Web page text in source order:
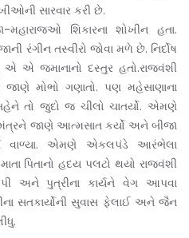
સારવાર કરી છે.
શિકારના શોખીન હતા.
રંગીન તસ્વીરો જોવા મળે છે. નિર્દોષ
એ જમાનાનો દસ્તુર હતો.રાજવંશી
મોભો ગણાતો. પણ મહેસાણાના
બહેને તો જુદો જ ચીલો ચાતર્યો. એમણે
મંત્રને જાણે આત્મસાત કર્યો અને બીજા
વાળ્યા. એમણે એકલપંડે આરંભેલા
પિતાનો હદય પલટો થયો રાજવંશી
અને પુત્રીના કાર્યને વેગ આપવા
સતકાર્યોની સુવાસ ફેલાઈ અને જૈન